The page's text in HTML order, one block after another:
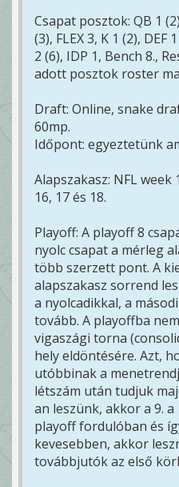
Csapat posztok: QB 1
(3), FLEX 3, K 1 (2), DEF
2 (6), IDP 1, Bench 8.,
adott posztok roster
Draft: Online, snake
60mp.
Időpont: egyeztetünk
Alapszakasz: NFL week
16, 17 és 18.
Playoff: A playoff 8
nyolc csapat a mérleg
több szerzett pont. A
alapszakasz sorrend
a nyolcadikkal, a
tovább. A playoffba
vigaszági torna
hely eldöntésére. Azt,
utóbbinak a
létszám után tudjuk
an leszünk, akkor a 9. a
playoff fordulóban és
kevesebben, akkor
továbbjutók az első